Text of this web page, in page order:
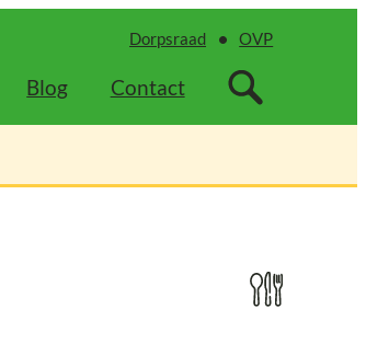
Dorpsraad OVP
Blog Contact